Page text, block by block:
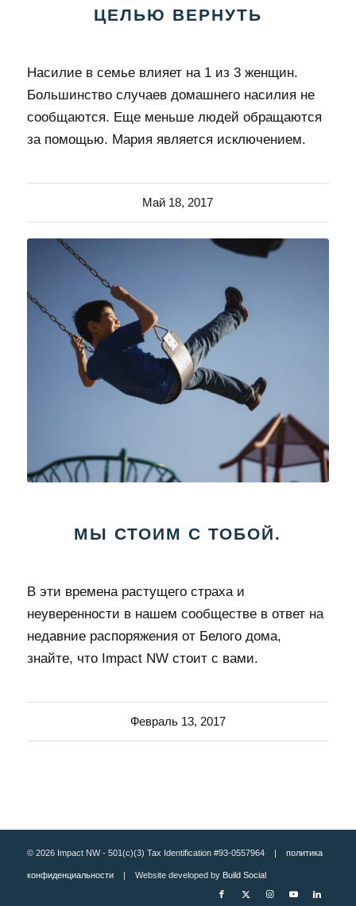
ЦЕЛЬЮ ВЕРНУТЬ
Насилие в семье влияет на 1 из 3 женщин.
Большинство случаев домашнего насилия не
сообщаются. Еще меньше людей обращаются
за помощью. Мария является исключением.
Май 18, 2017
МЫ СТОИМ С ТОБОЙ.
В эти времена растущего страха и
неуверенности в нашем сообществе в ответ на
недавние распоряжения от Белого дома,
знайте, что Impact NW стоит с вами.
Февраль 13, 2017
© 2026 Impact NW - 501(c)(3) Tax Identification #93-0557964 | политика
конфиденциальности| Website developed by Build Social